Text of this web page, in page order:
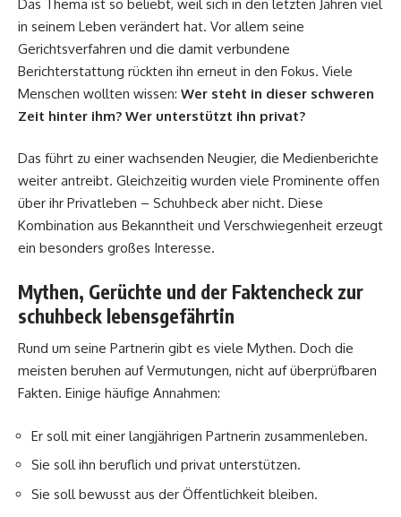
Das Thema ist so beliebt, weil sich in den letzten Jahren viel
in seinem Leben verändert hat. Vor allem seine
Gerichtsverfahren und die damit verbundene
Berichterstattung rückten ihn erneut in den Fokus. Viele
Menschen wollten wissen: Wer steht in dieser schweren
Zeit hinter ihm? Wer unterstützt ihn privat?
Das führt zu einer wachsenden Neugier, die Medienberichte
weiter antreibt. Gleichzeitig wurden viele Prominente offen
über ihr Privatleben – Schuhbeck aber nicht. Diese
Kombination aus Bekanntheit und Verschwiegenheit erzeugt
ein besonders großes Interesse.
Mythen, Gerüchte und der Faktencheck zur
schuhbeck lebensgefährtin
Rund um seine Partnerin gibt es viele Mythen. Doch die
meisten beruhen auf Vermutungen, nicht auf überprüfbaren
Fakten. Einige häufige Annahmen:
Er soll mit einer langjährigen Partnerin zusammenleben.
Sie soll ihn beruflich und privat unterstützen.
Sie soll bewusst aus der Öffentlichkeit bleiben.